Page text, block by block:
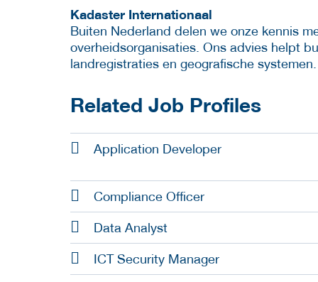
Kadaster Internationaal
Buiten Nederland delen we onze kennis
overheidsorganisaties. Ons advies helpt
landregistraties en geografische systemen.
Related Job Profiles
Application Developer
Compliance Officer
Data Analyst
ICT Security Manager